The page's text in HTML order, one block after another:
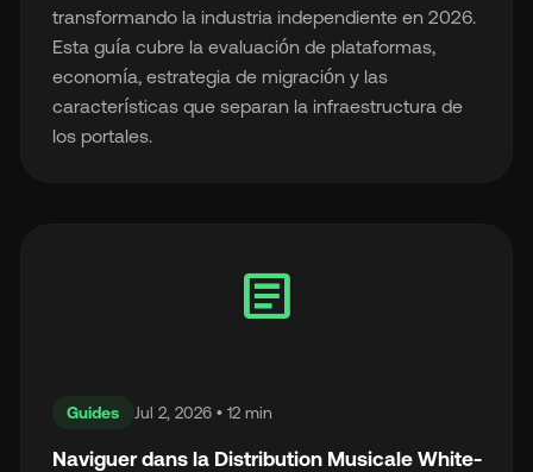
transformando la industria independiente en 2026.
Esta guía cubre la evaluación de plataformas,
economía, estrategia de migración y las
características que separan la infraestructura de
los portales.
article
Guides Jul 2, 2026 • 12 min
Naviguer dans la Distribution Musicale White-